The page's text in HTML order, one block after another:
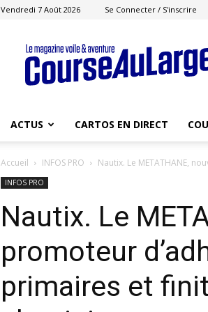
Vendredi 7 Août 2026 Se Connecter / S'inscrire
Course
au
Large
ACTUS CARTOS EN DIRECT
Accueil INFOS PRO Nautix. Le METATHANE,
INFOS PRO
Nautix. Le
promoteur
primaires et